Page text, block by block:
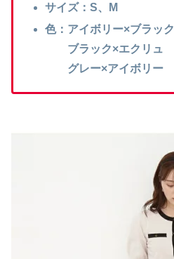
サイズ：S、M
色：アイボリー×ブラック
ブラック×エクリュ
グレー×アイボリー